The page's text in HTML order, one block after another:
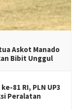
Askot Manado
Bibit Unggul
81 RI, PLN UP3
Peralatan